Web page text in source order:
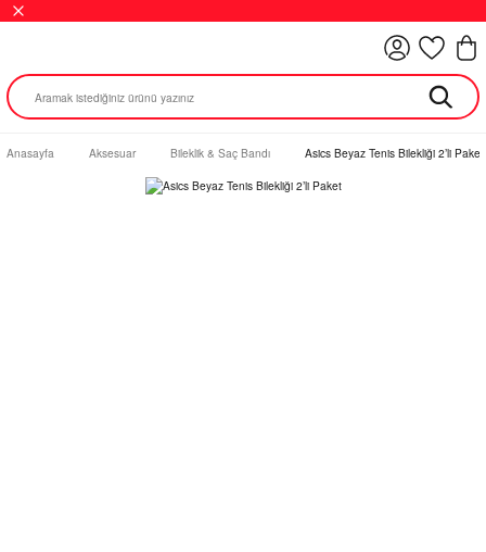
Anasayfa Aksesuar Bileklik & Saç Bandı Asics Beyaz Tenis Bilekliği 2’li Paket